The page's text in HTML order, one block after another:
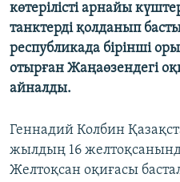
көтерілісті арнайы
танктерді қолданып
республикада бірінші
отырған Жаңаөзендегі
айналды.
Геннадий Колбин
жылдың 16
Желтоқсан оқиғасы